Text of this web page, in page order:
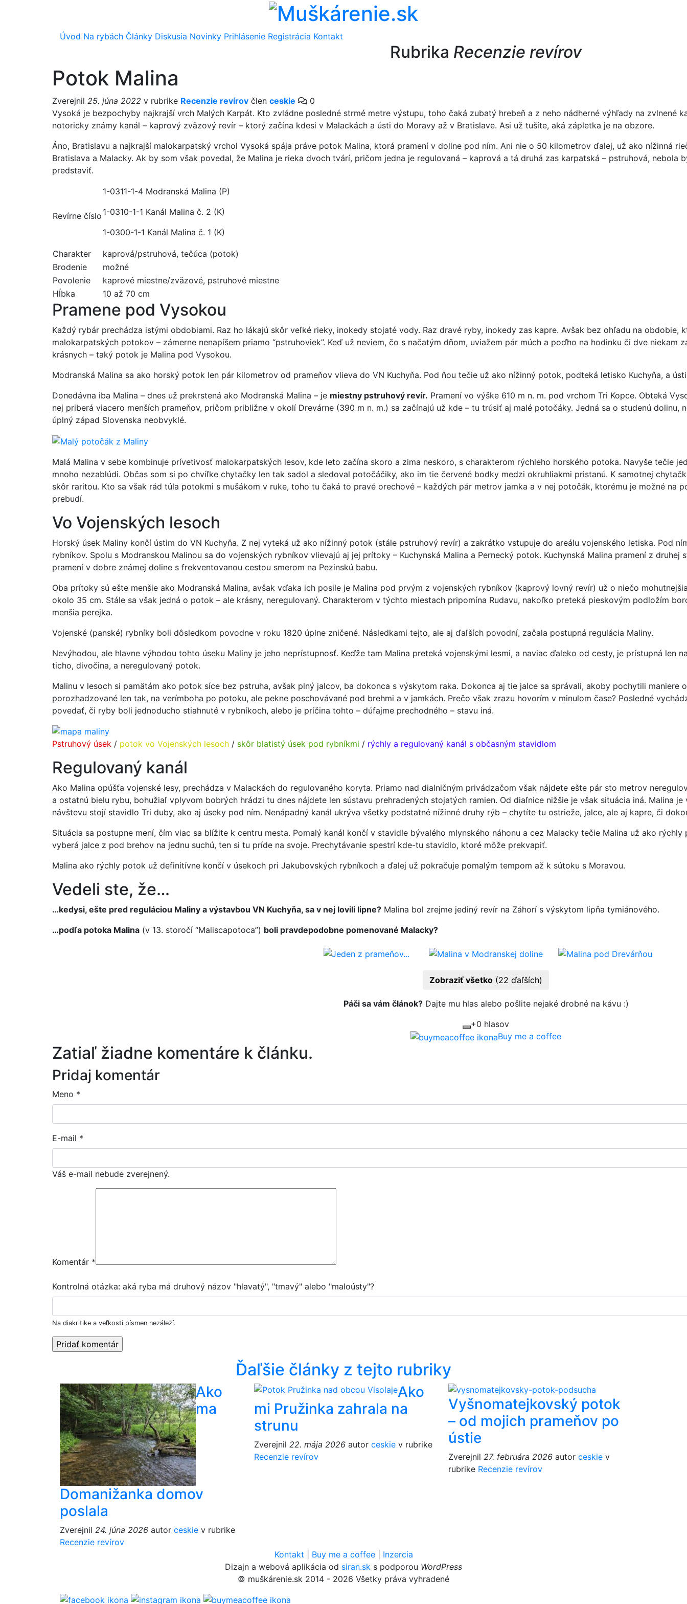
Úvod Na rybách Články Diskusia Novinky Prihlásenie Registrácia Kontakt
Rubrika Recenzie revírov
Potok Malina
Zverejnil 25. júna 2022 v rubrike Recenzie revírov člen ceskie
0
Vysoká je bezpochyby najkrajší vrch Malých Karpát. Kto zvládne posledné strmé metre výstupu, toho čaká zubatý hrebeň a z neho nádherné výhľady na zvlnené
notoricky známy kanál – kaprový zväzový revír – ktorý začína kdesi v Malackách a ústi do Moravy až v Bratislave. Asi už tušíte, aká zápletka je na obzore.
Áno, Bratislavu a najkrajší malokarpatský vrchol Vysoká spája práve potok Malina, ktorá pramení v doline pod ním. Ani nie o 50 kilometrov ďalej, už ako nížinná
Bratislava a Malacky. Ak by som však povedal, že Malina je rieka dvoch tvárí, pričom jedna je regulovaná – kaprová a tá druhá zas karpatská – pstruhová,
predstaviť.
Revírne číslo
1-0311-1-4 Modranská Malina (P)
1-0310-1-1 Kanál Malina č. 2 (K)
1-0300-1-1 Kanál Malina č. 1 (K)
Charakter
kaprová/pstruhová, tečúca (potok)
Brodenie
možné
Povolenie
kaprové miestne/zväzové, pstruhové miestne
Hĺbka
10 až 70 cm
Pramene pod Vysokou
Každý rybár prechádza istými obdobiami. Raz ho lákajú skôr veľké rieky, inokedy stojaté vody. Raz dravé ryby, inokedy zas kapre. Avšak bez ohľadu na
malokarpatských potokov – zámerne nenapíšem priamo “pstruhoviek”. Keď už neviem, čo s načatým dňom, uviažem pár múch a poďho na hodinku či dve niekam
krásnych – taký potok je Malina pod Vysokou.
Modranská Malina sa ako horský potok len pár kilometrov od prameňov vlieva do VN Kuchyňa. Pod ňou tečie už ako nížinný potok, podteká letisko Kuchyňa, a
Donedávna iba Malina – dnes už prekrstená ako Modranská Malina – je miestny pstruhový revír. Pramení vo výške 610 m n. m. pod vrchom Tri Kopce. Obteká
nej priberá viacero menších prameňov, pričom približne v okolí Drevárne (390 m n. m.) sa začínajú už kde – tu trúsiť aj malé potočáky. Jedná sa o studenú
úplný západ Slovenska neobvyklé.
Malá Malina v sebe kombinuje prívetivosť malokarpatských lesov, kde leto začína skoro a zima neskoro, s charakterom rýchleho horského potoka. Navyše tečie
mnoho nezablúdi. Občas som si po chvíľke chytačky len tak sadol a sledoval potočáčiky, ako im tie červené bodky medzi okruhliakmi pristanú. K samotnej
skôr raritou. Kto sa však rád túla potokmi s mušákom v ruke, toho tu čaká to pravé orechové – každých pár metrov jamka a v nej potočák, ktorému je možné na
prebudí.
Vo Vojenských lesoch
Horský úsek Maliny končí ústim do VN Kuchyňa. Z nej vyteká už ako nížinný potok (stále pstruhový revír) a zakrátko vstupuje do areálu vojenského letiska. Pod
rybníkov. Spolu s Modranskou Malinou sa do vojenských rybníkov vlievajú aj jej prítoky – Kuchynská Malina a Pernecký potok. Kuchynská Malina pramení z
pramení v dobre známej doline s frekventovanou cestou smerom na Pezinskú babu.
Oba prítoky sú ešte menšie ako Modranská Malina, avšak vďaka ich posile je Malina pod prvým z vojenských rybníkov (kaprový lovný revír) už o niečo
okolo 35 cm. Stále sa však jedná o potok – ale krásny, neregulovaný. Charakterom v týchto miestach pripomína Rudavu, nakoľko preteká pieskovým podložím
menšia perejka.
Vojenské (panské) rybníky boli dôsledkom povodne v roku 1820 úplne zničené. Následkami tejto, ale aj ďaľších povodní, začala postupná regulácia Maliny.
Nevýhodou, ale hlavne výhodou tohto úseku Maliny je jeho neprístupnosť. Keďže tam Malina preteká vojenskými lesmi, a naviac ďaleko od cesty, je prístupná len
ticho, divočina, a neregulovaný potok.
Malinu v lesoch si pamätám ako potok síce bez pstruha, avšak plný jalcov, ba dokonca s výskytom raka. Dokonca aj tie jalce sa správali, akoby pochytili
porozhadzované len tak, na verímboha po potoku, ale pekne poschovávané pod brehmi a v jamkách. Prečo však zrazu hovorím v minulom čase? Posledné
povedať, či ryby boli jednoducho stiahnuté v rybníkoch, alebo je príčina tohto – dúfajme prechodného – stavu iná.
Pstruhový úsek / potok vo Vojenských lesoch / skôr blatistý úsek pod rybníkmi / rýchly a regulovaný kanál s občasným stavidlom
Regulovaný kanál
Ako Malina opúšťa vojenské lesy, prechádza v Malackách do regulovaného koryta. Priamo nad dialničným privádzačom však nájdete ešte pár sto metrov
a ostatnú bielu rybu, bohužiaľ vplyvom bobrých hrádzi tu dnes nájdete len sústavu prehradených stojatých ramien. Od diaľnice nižšie je však situácia iná. Malina
návštevu stojí stavidlo Tri duby, ako aj úseky pod ním. Nenápadný kanál ukrýva všetky podstatné nížinné druhy rýb – chytíte tu ostrieže, jalce, ale aj kapre, či
Situácia sa postupne mení, čím viac sa blížite k centru mesta. Pomalý kanál končí v stavidle bývalého mlynského náhonu a cez Malacky tečie Malina už ako
vyberá jalce z pod brehov na jednu suchú, ten si tu príde na svoje. Prechytávanie spestrí kde-tu stavidlo, ktoré môže prekvapiť.
Malina ako rýchly potok už definitívne končí v úsekoch pri Jakubovských rybníkoch a ďalej už pokračuje pomalým tempom až k sútoku s Moravou.
Vedeli ste, že…
…kedysi, ešte pred reguláciou Maliny a výstavbou VN Kuchyňa, sa v nej lovili lipne? Malina bol zrejme jediný revír na Záhorí s výskytom lipňa tymiánového.
…podľa potoka Malina (v 13. storočí “Maliscapotoca”) boli pravdepodobne pomenované Malacky?
Zobraziť všetko (22 ďaľších)
Páči sa vám článok?Dajte mu hlas alebo pošlite nejaké drobné na kávu :)
+0 hlasov
Buy me a coffee
Zatiaľ žiadne komentáre k článku.
Pridaj komentár
Meno *
E-mail *
Váš e-mail nebude zverejnený.
Komentár *
Kontrolná otázka: aká ryba má druhový názov "hlavatý", "tmavý" alebo "maloústy"?
Na diakritike a veľkosti písmen nezáleží.
Ďaľšie články z tejto rubriky
Ako
ma
Domanižanka domov
poslala
Zverejnil 24. júna 2026 autor ceskie v rubrike
Recenzie revírov
Ako
mi Pružinka zahrala na
strunu
Zverejnil 22. mája 2026 autor ceskie v rubrike
Recenzie revírov
Vyšnomatejkovský potok
– od mojich prameňov po
ústie
Zverejnil 27. februára 2026 autor ceskie v
rubrike Recenzie revírov
Kontakt Buy me a coffee| Inzercia
Dizajn a webová aplikácia od siran.sk s podporou WordPress
© muškárenie.sk 2014 - 2026 Všetky práva vyhradené